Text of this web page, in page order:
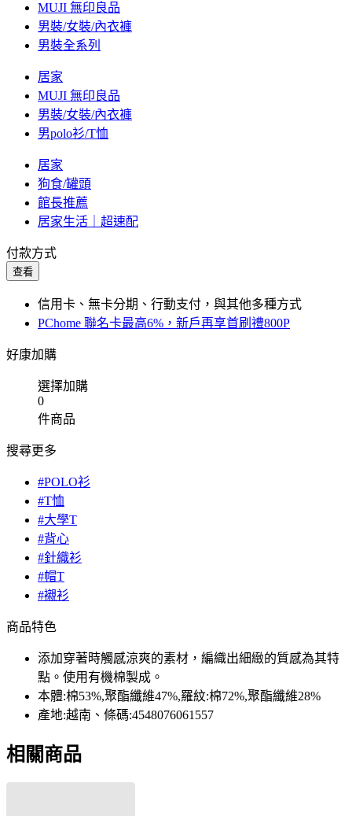
MUJI 無印良品
男裝/女裝/內衣褲
男裝全系列
居家
MUJI 無印良品
男裝/女裝/內衣褲
男polo衫/T恤
居家
狗食/罐頭
館長推薦
居家生活｜超速配
付款方式
查看
信用卡、無卡分期、行動支付，與其他多種方式
PChome 聯名卡最高6%，新戶再享首刷禮800P
好康加購
選擇加購
0
件商品
搜尋更多
#POLO衫
#T恤
#大學T
#背心
#針織衫
#帽T
#襯衫
商品特色
添加穿著時觸感涼爽的素材，編織出細緻的質感為其特
點。使用有機棉製成。
本體:棉53%,聚酯纖維47%,羅紋:棉72%,聚酯纖維28%
產地:越南、條碼:4548076061557
相關商品